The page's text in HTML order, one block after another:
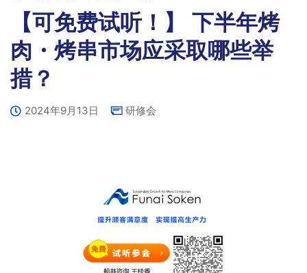
【可免费试听！】 下半年烤
肉・烤串市场应采取哪些举
措？
2024年9月13日 研修会